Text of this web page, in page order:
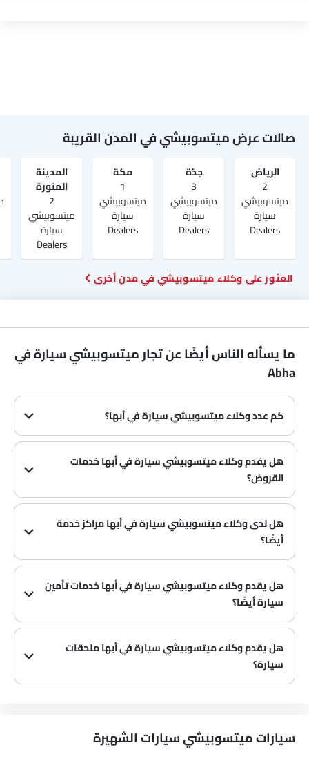
صالات عرض ميتسوبيشي في المدن القريبة
الرياض‎
2
ميتسوبيشي
سيارة
Dealers
جدّة
3
ميتسوبيشي
سيارة
Dealers
مكة
1
ميتسوبيشي
سيارة
Dealers
المدينة
المنورة
2
ميتسوبيشي
سيارة
Dealers
العثور على وكلاء ميتسوبيشي في مدن أخرى
ما يسأله الناس أيضًا عن تجار ميتسوبيشي سيارة في
Abha
كم عدد وكلاء ميتسوبيشي سيارة في أبها؟
هل يقدم وكلاء ميتسوبيشي سيارة في أبها خدمات
القروض؟
هل لدى وكلاء ميتسوبيشي سيارة في أبها مراكز خدمة
أيضًا؟
هل يقدم وكلاء ميتسوبيشي سيارة في أبها خدمات تأمين
سيارة أيضًا؟
هل يقدم وكلاء ميتسوبيشي سيارة في أبها ملحقات
سيارة؟
سيارات ميتسوبيشي سيارات الشهيرة